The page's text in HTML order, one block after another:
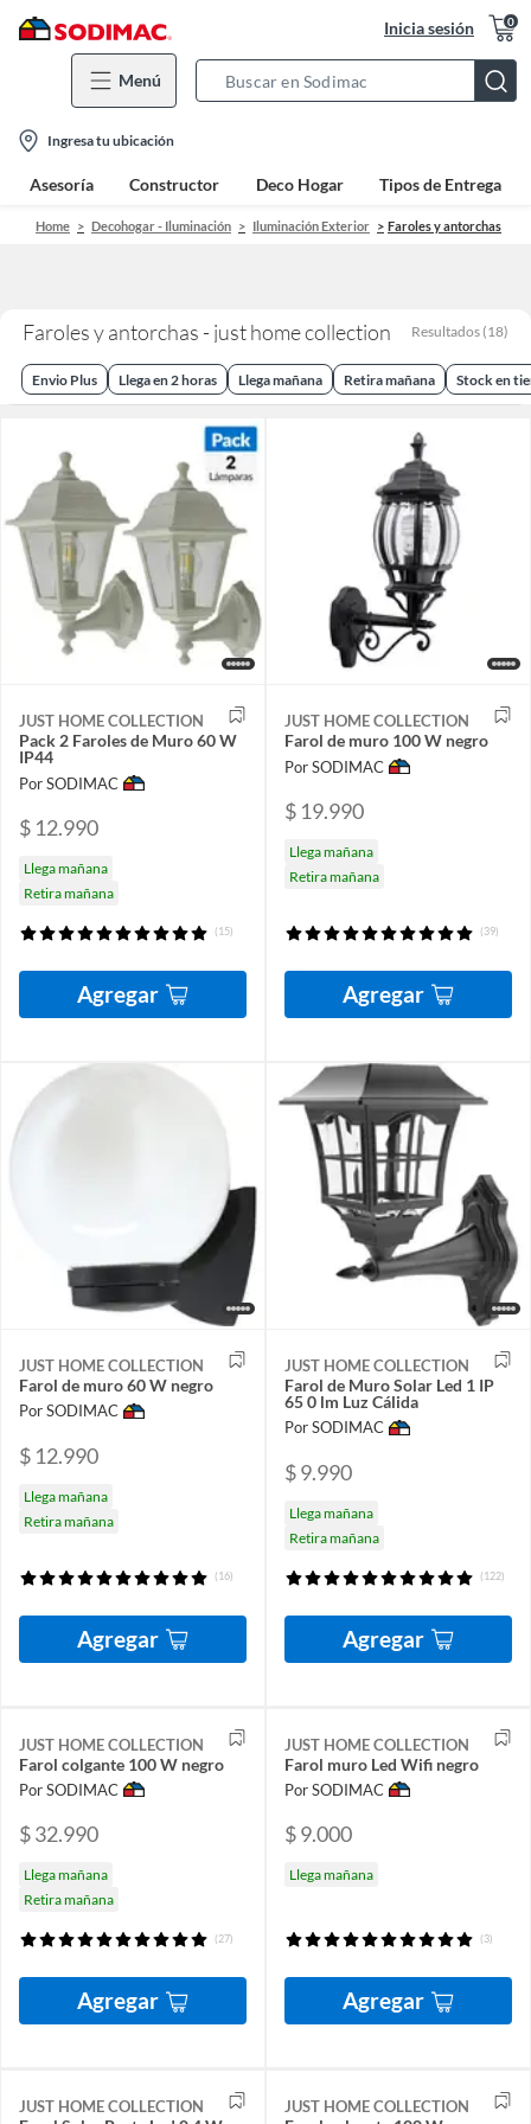
Inicia sesión 0
Menú
Bar
location-
icon
Ingresa tu ubicación
Asesoría Constructor Deco Hogar Tipos de Entrega
Home Decohogar - Iluminación Iluminación Exterior Faroles y antorchas
Faroles y antorchas - just home collection Resultados (18)
Envio Plus Llega en 2 horas Llega mañana Retira mañana Stock en
JUST HOME COLLECTION
Pack 2 Faroles de Muro 60 W
IP44
Por SODIMAC
$ 12.990
Llega mañana
Retira mañana
(15)
Agregar
JUST HOME COLLECTION
Farol de muro 100 W negro
Por SODIMAC
$ 19.990
Llega mañana
Retira mañana
(39)
Agregar
JUST HOME COLLECTION
Farol de muro 60 W negro
Por SODIMAC
$ 12.990
Llega mañana
Retira mañana
(16)
Agregar
JUST HOME COLLECTION
Farol de Muro Solar Led 1 IP
65 0 lm Luz Cálida
Por SODIMAC
$ 9.990
Llega mañana
Retira mañana
(122)
Agregar
JUST HOME COLLECTION
Farol colgante 100 W negro
Por SODIMAC
$ 32.990
Llega mañana
Retira mañana
(27)
Agregar
JUST HOME COLLECTION
Farol muro Led Wifi negro
Por SODIMAC
$ 9.000
Llega mañana
(3)
Agregar
JUST HOME COLLECTION JUST HOME COLLECTION